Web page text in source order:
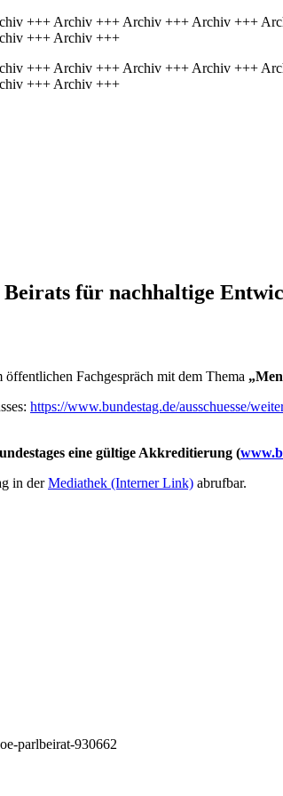
+++ Archiv +++ Archiv +++ Archiv +++
+++ Archiv +++
+++ Archiv +++ Archiv +++ Archiv +++
+++ Archiv +++
Beirats für nachhaltige
Fachgespräch mit dem Thema
https://www.bundestag.de/ausschuesse/
eine gültige Akkreditierung (
in derMediathek (Interner Link) abrufbar.
parlbeirat-930662